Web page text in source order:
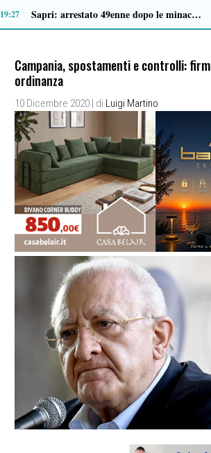
Tragico incidente sulla Cilentana: muore motociclista di 37 anni
Campania, spostamenti e controlli:
ordinanza
10 Dicembre 2020 | di Luigi Martino